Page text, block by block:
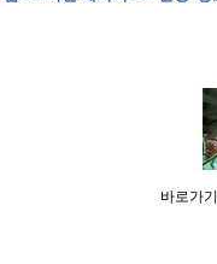
바로가